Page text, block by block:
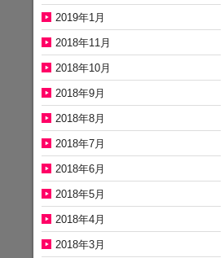
2019年1月
2018年11月
2018年10月
2018年9月
2018年8月
2018年7月
2018年6月
2018年5月
2018年4月
2018年3月